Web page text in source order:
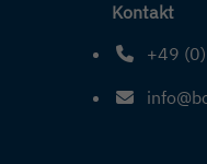
Kontakt
+49
E-Mail